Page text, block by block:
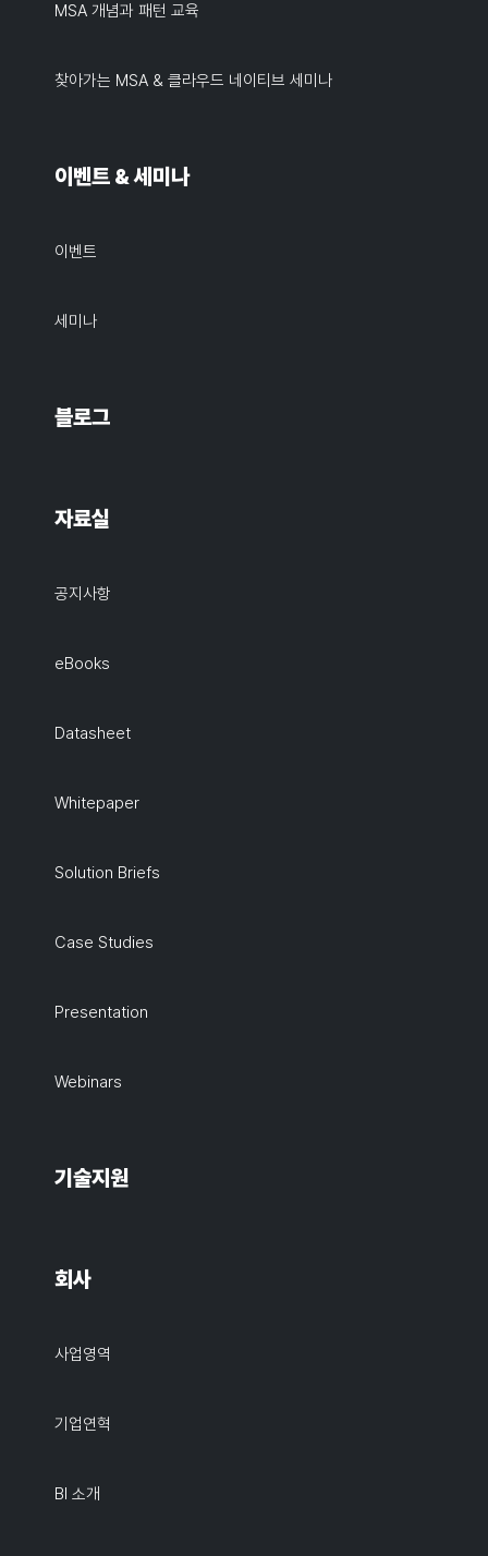
MSA 개념과 패턴 교육
찾아가는 MSA & 클라우드 네이티브 세미나
이벤트 & 세미나
이벤트
세미나
블로그
자료실
공지사항
eBooks
Datasheet
Whitepaper
Solution Briefs
Case Studies
Presentation
Webinars
기술지원
회사
사업영역
기업연혁
BI 소개